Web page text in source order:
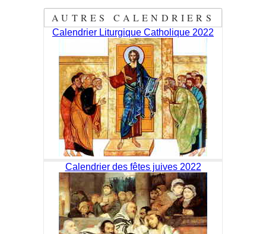
AUTRES CALENDRIERS
Calendrier Liturgique Catholique 2022
Calendrier des fêtes juives 2022